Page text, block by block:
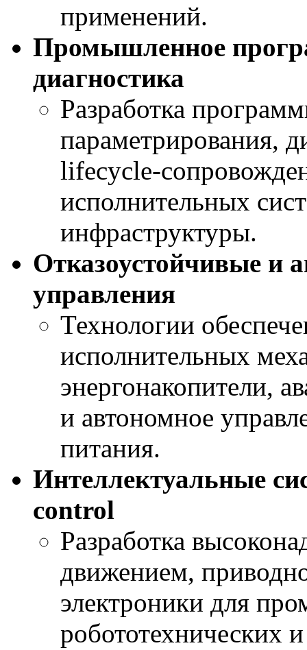
применений.
Промышленное
диагностика
Разработка
параметрирования,
lifecycle-
исполнительных
инфраструктуры.
Отказоустойчивые и
управления
Технологии
исполнительных
энергонакопители,
и автономное
питания.
Интеллектуальные
control
Разработка
движением,
электроники для
робототехнических